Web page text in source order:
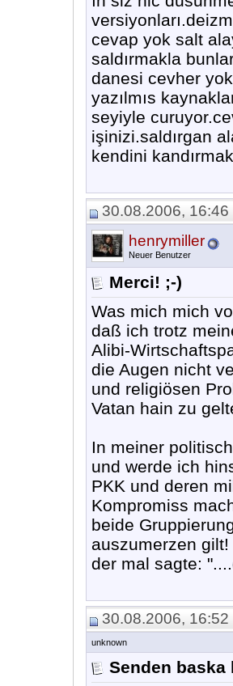
cevap yok salt
saldırmakla
danesi cevher
yazılmıs
seyiyle
işinizi.saldırgan
kendini
30.08.2006, 16:46
henrymiller
Neuer Benutzer
Merci! ;-)
Was mich mich
daß ich trotz
Alibi-
die Augen nicht
und religiösen
Vatan hain zu
In meiner
und werde ich
PKK und deren
Kompromiss
beide
auszumerzen
der mal sagte:
30.08.2006, 16:52
unknown
Senden